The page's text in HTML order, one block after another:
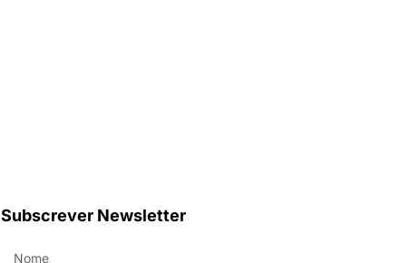
Subscrever Newsletter